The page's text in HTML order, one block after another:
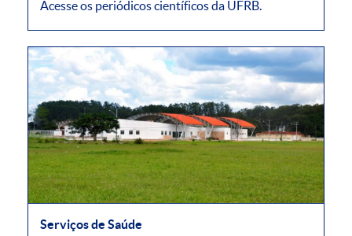
Acesse os periódicos científicos da UFRB.
Serviços de Saúde